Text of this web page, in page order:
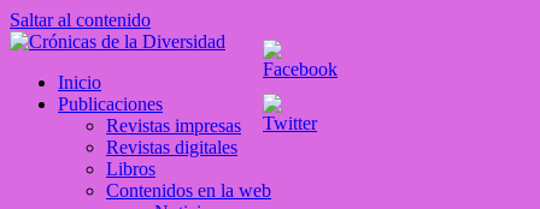
Saltar al contenido
Crónicas de la Diversidad
Plataforma de comunicaciones sobre temas de cultura LGTB+
Inicio
Publicaciones
Revistas impresas
Revistas digitales
Libros
Contenidos en la web